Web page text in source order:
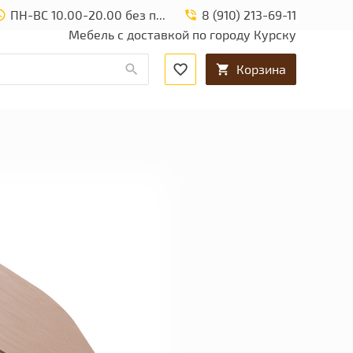
ПН-ВС 10.00-20.00 без перерыва и выходных.
8 (910) 213-69-11
Мебель с доставкой по городу Курску
Корзина